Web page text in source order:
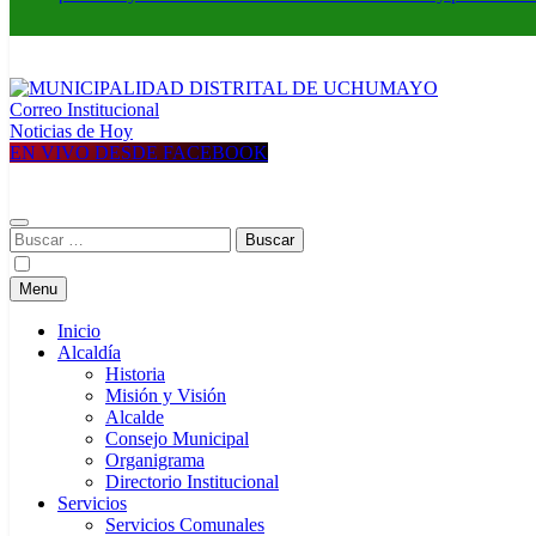
MUNICIPALIDAD DISTRITAL DE UCHUMAYO
Construyendo una nueva Historia
Correo Institucional
Noticias de Hoy
EN VIVO DESDE FACEBOOK
Buscar:
Menu
Inicio
Alcaldía
Historia
Misión y Visión
Alcalde
Consejo Municipal
Organigrama
Directorio Institucional
Servicios
Servicios Comunales